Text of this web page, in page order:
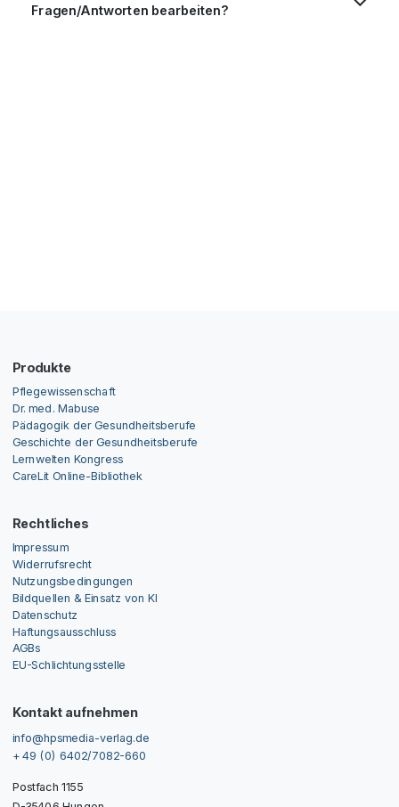
Fragen/Antworten bearbeiten?
Produkte
Pflegewissenschaft
Dr. med. Mabuse
Pädagogik der Gesundheitsberufe
Geschichte der Gesundheitsberufe
Lernwelten Kongress
CareLit Online-Bibliothek
Rechtliches
Impressum
Widerrufsrecht
Nutzungsbedingungen
Bildquellen & Einsatz von KI
Datenschutz
Haftungsausschluss
AGBs
EU-Schlichtungsstelle
Kontakt aufnehmen
info@hpsmedia-verlag.de
+ 49 (0) 6402/7082-660
Postfach 1155